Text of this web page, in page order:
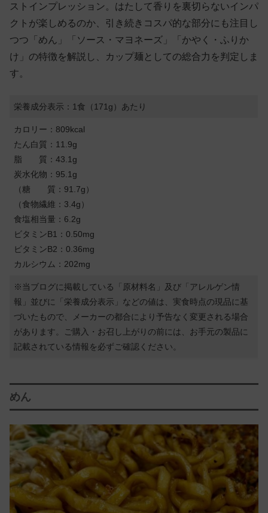
ストインプレッション。はたして香りを裏切らないインパ
クトが楽しめるのか、引き続きコスパ的な部分にも注目し
つつ「めん」「ソース・マヨネーズ」「かやく・ふりか
け」の特徴を解説し、カップ麺としての総合力を判定しま
す。
栄養成分表示：1食（171g）あたり
カロリー：809kcal
たん白質：11.9g
脂 質：43.1g
炭水化物：95.1g
（糖 質：91.7g）
（食物繊維：3.4g）
食塩相当量：6.2g
ビタミンB1：0.50mg
ビタミンB2：0.36mg
カルシウム：202mg
※当ブログに掲載している「原材料名」及び「アレルゲン情
報」並びに「栄養成分表示」などの値は、実食時点の現品に基
づいたもので、メーカーの都合により予告なく変更される場合
があります。ご購入・お召し上がりの前には、お手元の製品に
記載されている情報を必ずご確認ください。
めん